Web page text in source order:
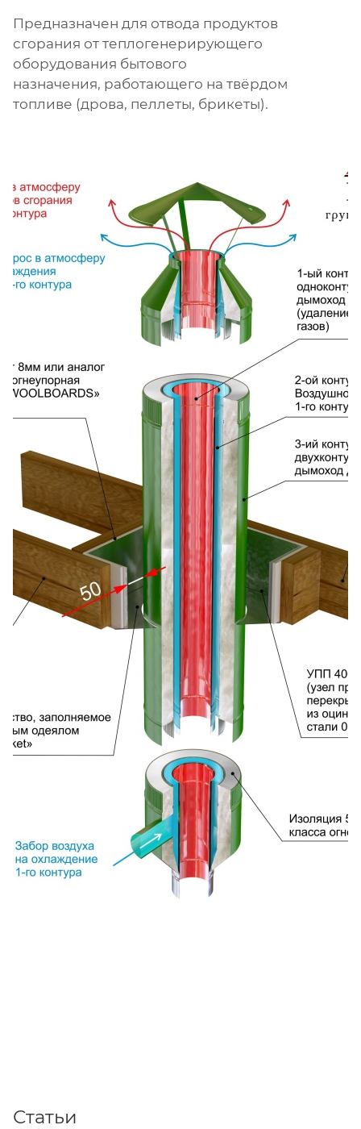
Предназначен для отвода продуктов
сгорания от теплогенерирующего
оборудования бытового
назначения, работающего на твёрдом
топливе (дрова, пеллеты, брикеты).
Статьи